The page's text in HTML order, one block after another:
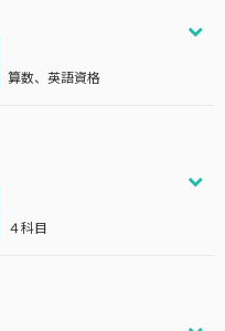
算数、英語資格
４科目